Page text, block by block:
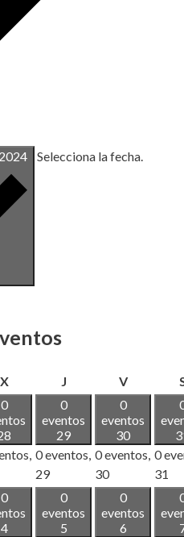
Selecciona la fecha.
Xmiércoles
Jjueves Vviernes
0
0
eventos
29
0 eventos,
29
0
eventos
30
0 eventos,
30
0
31
0
4
0
eventos
5
0
eventos
6